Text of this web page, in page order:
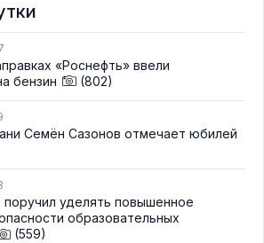
«Роснефть» ввели
бензин
(802)
Семён Сазонов отмечает юбилей
уделять повышенное
образовательных
(559)